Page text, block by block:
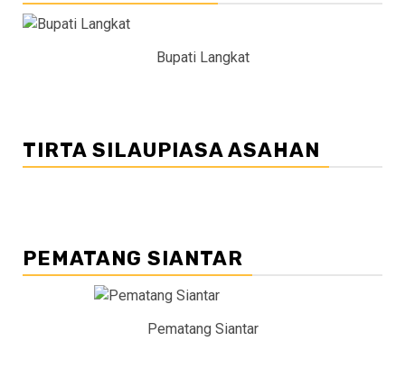
Bupati Langkat
TIRTA SILAUPIASA ASAHAN
PEMATANG SIANTAR
Pematang Siantar